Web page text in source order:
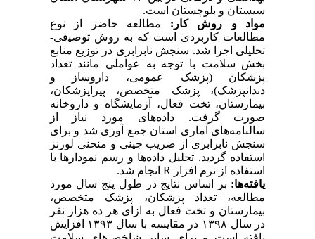
سیستان و بلوچستان است.
مواد و روش‌ کار: مطالعه ﺣﺎﺿﺮ از ﻧﻮع
ﻣﻄﺎﻟﻌﺎت ﮐﺎرﺑﺮدی است ﮐﻪ ﺑﻪ روش ﺗﻮﺻﯿفی-
تحلیلی اجرا شد. سنجش نابرابری در توزیع منابع
بخش سلامت با توجه به عواملی مانند تعداد
پزشکان (پزشک عمومی، داروساز و
دندانپزشک)، پزشک متخصص، پیراپزشکان،
بیمارستان، تخت فعال، آزمایشگاه و داروخانه
صورت گرفت. دادهﻫﺎی مورد نیاز از
سالنامه‌های آماری استان جمع آوری شد و برای
سنجش نابرابری از ضریب جینی و منحنی لورنز
استفاده گردید. تحلیل داده‌ها و رسم نمودارها با
استفاده از نرم افزار R انجام شد.
یافته‌ها: بر اساس نتایج در طول پنج سال مورد
مطالعه، تعداد پزشکان، پزشک متخصص،
بیمارستان و تخت فعال به ازای هر ده هزار ﻧﻔﺮ
در سال ۱۳۹۸ در مقایسه با سال ۱۳۹۳ افزایش